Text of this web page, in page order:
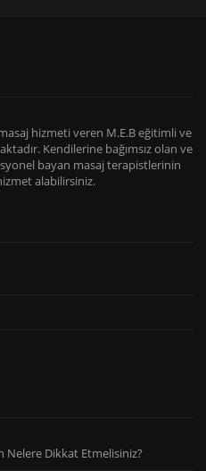
hizmeti veren M.E.B eğitimli ve
Kendilerine bağımsız olan ve
bayan masaj terapistlerinin
alabilirsiniz.
Nelere Dikkat Etmelisiniz?